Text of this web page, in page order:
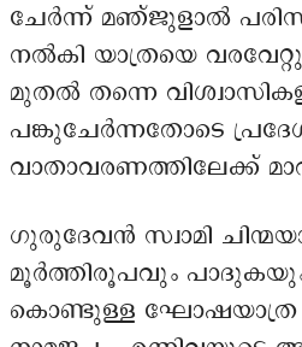
ചേർന്ന് മഞ്ജുളാൽ
നൽകി യാത്രയെ
മുതൽ തന്നെ
പങ്കുചേർന്നതോടെ
വാതാവരണത്തിലേക്ക്
ഗുരുദേവൻ സ്വാമി
മൂർത്തിരൂപവും
കൊണ്ടുള്ള ഘോഷയാത്ര